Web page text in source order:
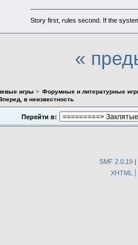
Story first, rules second. If the
«
игры > Форумные и литературные
в неизвестность
Перейти в:
SMF 2.0.19 |
XHTML